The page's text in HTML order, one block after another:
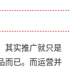
其实推广就只是
而已。而运营并